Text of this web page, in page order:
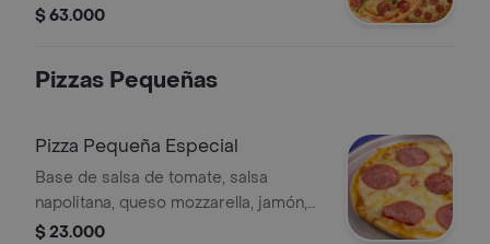
Oferta 3x2.
$ 63.000
Pizzas Pequeñas
Pizza Pequeña Especial
Base de salsa de tomate, salsa
napolitana, queso mozzarella, jamón,
salami y pepperoni, 6 porciones, 22
$ 23.000